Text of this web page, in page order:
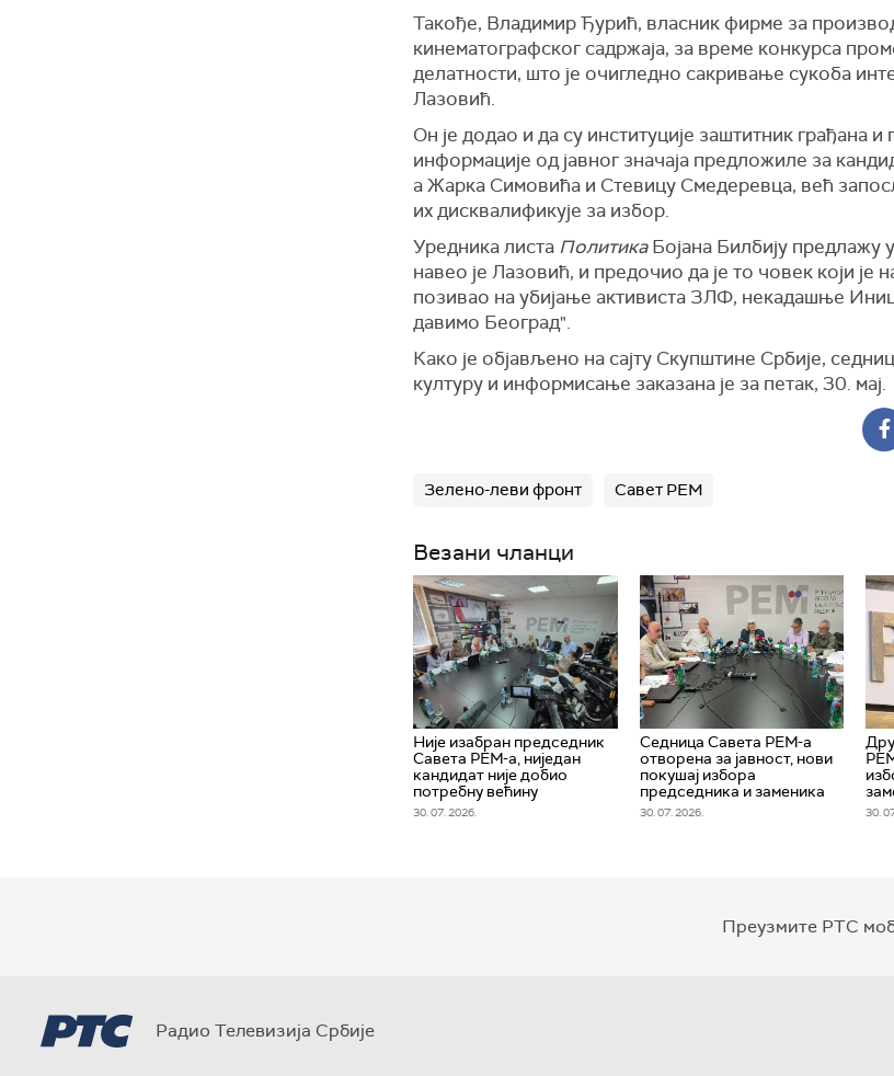
Такође, Владимир Ђурић, власник фирме за
кинематографског садржаја, за време конкурса
делатности, што је очигледно сакривање сукоба
Лазовић.
Он је додао и да су институције заштитник грађана
информације од јавног значаја предложиле за
а Жарка Симовића и Стевицу Смедеревца, већ
их дисквалификује за избор.
Уредника листа ПолитикаБојана Билбију предлажу
навео је Лазовић, и предочио да је то човек који је
позивао на убијање активиста ЗЛФ, некадашње
давимо Београд".
Како је објављено на сајту Скупштине Србије,
културу и информисање заказана је за петак, 30. мај.
Зелено-леви фронт Савет РЕМ
Везани чланци
Није изабран председник
Савета РЕМ-а, ниједан
кандидат није добио
потребну већину
30. 07. 2026.
Седница Савета РЕМ-а
отворена за јавност, нови
покушај избора
председника и заменика
30. 07. 2026. 30.
Преузмите РТС
Радио Телевизија Србије